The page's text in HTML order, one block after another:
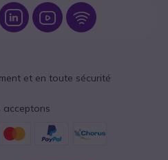
Icon Icon Icon
et en toute sécurité
acceptons